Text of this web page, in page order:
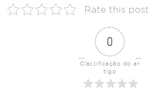
Rate this post
0
Classificação do ar
tigo